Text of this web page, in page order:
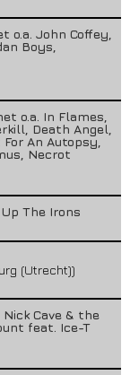
o.a. John Coffey,
Boys,
o.a. In Flames,
Death Angel,
An Autopsy,
Necrot
The Irons
(Utrecht))
Cave & the
feat. Ice-T